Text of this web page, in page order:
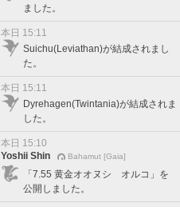
ました。
本日 15:11
Suichu(Leviathan)が結成されまし
た。
本日 15:11
Dyrehagen(Twintania)が結成されま
した。
本日 15:10
Yoshii Shin
Bahamut [Gaia]
「7.55 黄金オオヌシ オルコ」を
公開しました。